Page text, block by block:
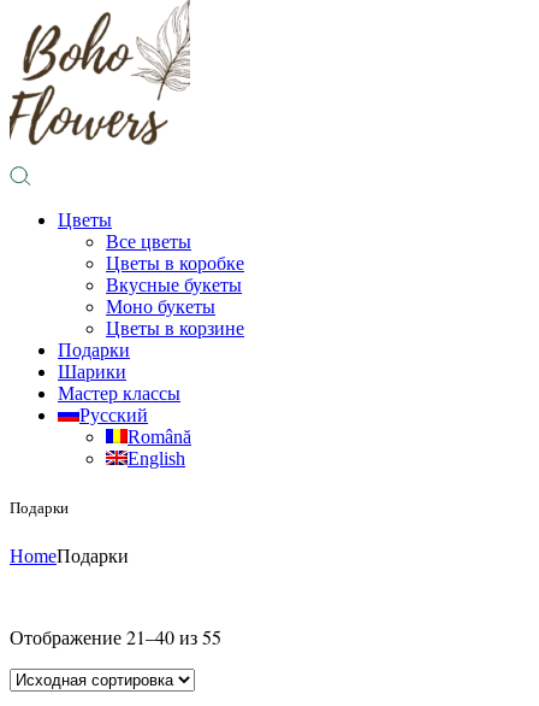
Цветы
Все цветы
Цветы в коробке
Вкусные букеты
Моно букеты
Цветы в корзине
Подарки
Шарики
Мастер классы
Русский
Română
English
Подарки
HomeПодарки
Отображение 21–40 из 55